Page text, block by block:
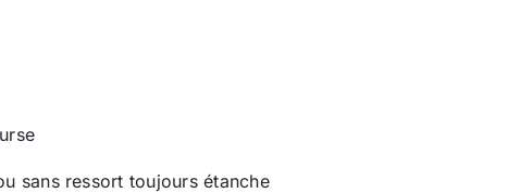
sans ressort toujours étanche